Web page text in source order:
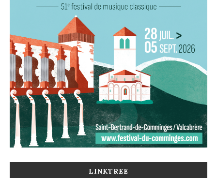
LINKTREE